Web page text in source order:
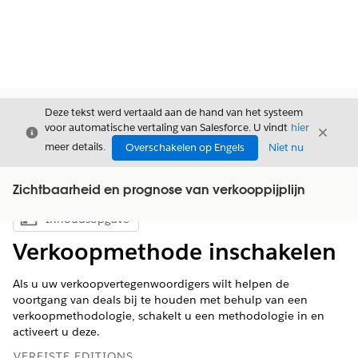
Sluiten
Deze tekst werd vertaald aan de hand van het systeem
voor automatische vertaling van Salesforce. U vindt hier
meer details.
Overschakelen op Engels Niet nu
Sluiten
Zichtbaarheid en prognose van verkooppijplijn
Inhoudsopgave weergeven
Inhoudsopgave
Verkoopmethode inschakelen
Als u uw verkoopvertegenwoordigers wilt helpen de
voortgang van deals bij te houden met behulp van een
verkoopmethodologie, schakelt u een methodologie in en
activeert u deze.